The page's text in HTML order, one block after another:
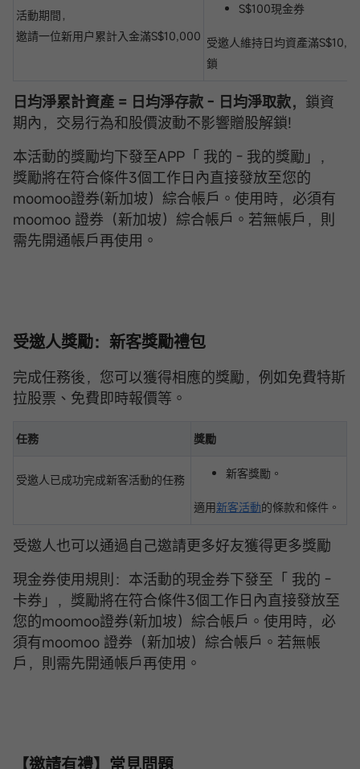
活動期間，
邀請一位新用户累計入金滿S$10,000
S$100現金券
受邀人維持日均資產滿
鎖
日均淨累計資產 = 日均淨存款 - 日均淨取款， 鎖資
期內，交易行為和股價波動不影響贈股解鎖!
本活動的獎勵均下發至APP「 我的 - 我的獎勵」，
獎勵將在符合條件3個工作日內直接發放至您的
moomoo證券(新加坡）綜合帳戶。使用時，必須有
moomoo 證券（新加坡）綜合帳戶。若無帳戶，則
需先開通帳戶再使用。
受邀人獎勵： 新客獎勵禮包
完成任務後，您可以獲得相應的獎勵，例如免費特斯
拉股票、免費即時報價等。
任務 獎勵
受邀人已成功完成新客活動的任務 新客獎勵。
適用新客活動的條款和條件。
受邀人也可以通過自己邀請更多好友獲得更多獎勵
現金券使用規則：本活動的現金券下發至「 我的 -
卡券」，獎勵將在符合條件3個工作日內直接發放至
您的moomoo證券(新加坡）綜合帳戶。使用時，必
須有moomoo 證券（新加坡）綜合帳戶。若無帳
戶，則需先開通帳戶再使用。